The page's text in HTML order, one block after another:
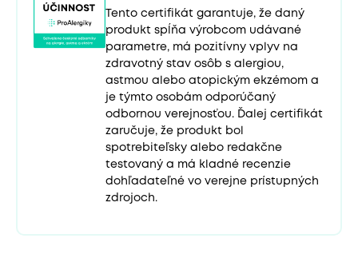
Tento certifikát garantuje, že daný
produkt spĺňa výrobcom udávané
parametre, má pozitívny vplyv na
zdravotný stav osôb s alergiou,
astmou alebo atopickým ekzémom a
je týmto osobám odporúčaný
odbornou verejnosťou. Ďalej certifikát
zaručuje, že produkt bol
spotrebiteľsky alebo redakčne
testovaný a má kladné recenzie
dohľadateľné vo verejne prístupných
zdrojoch.